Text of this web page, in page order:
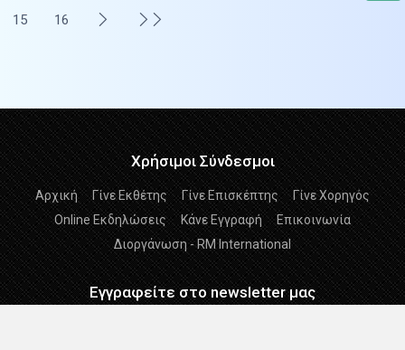
15 16
Χρήσιμοι Σύνδεσμοι
Αρχική Γίνε Εκθέτης Γίνε Επισκέπτης
Γίνε Χορηγός
Online Εκδηλώσεις
Κάνε Εγγραφή
Επικοινωνία
Διοργάνωση - RM International
Εγγραφείτε στο newsletter μας